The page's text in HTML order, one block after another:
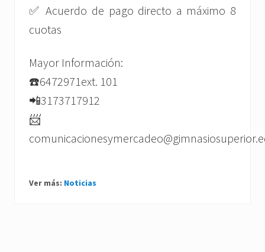
✅ Acuerdo de pago directo a máximo 8
cuotas
Mayor Información:
☎️6472971ext. 101
📲3173717912
📨
Ver más: Noticias